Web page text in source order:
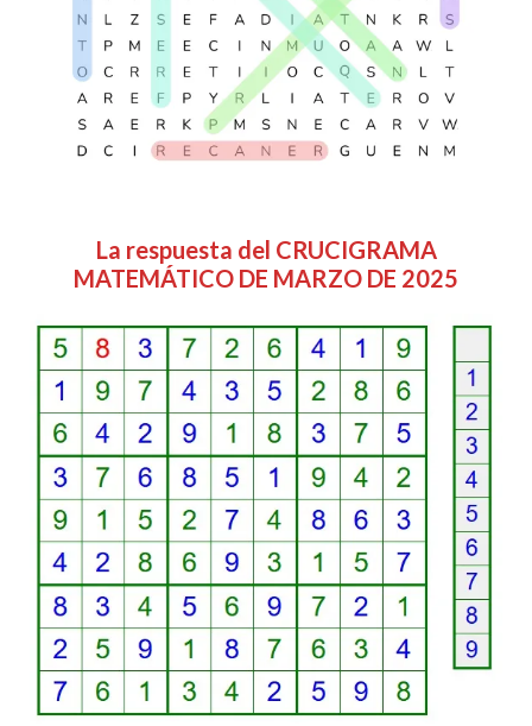
La respuesta del CRUCIGRAMA
MATEMÁTICO DE MARZO DE 2025